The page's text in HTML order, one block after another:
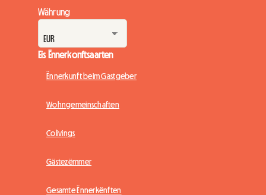
Währung
Eis Ënnerkonftsaarten
Ënnerkunft beim Gastgeber
Wohngemeinschaften
Colivings
Gästezëmmer
Gesamte Ënnerkënften